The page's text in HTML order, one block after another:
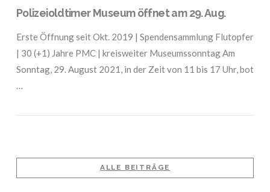
Polizeioldtimer Museum öffnet am 29. Aug.
Erste Öffnung seit Okt. 2019 | Spendensammlung Flutopfer
| 30 (+1) Jahre PMC | kreisweiter Museumssonntag Am
Sonntag, 29. August 2021, in der Zeit von 11 bis 17 Uhr, bot
…
ALLE BEITRÄGE